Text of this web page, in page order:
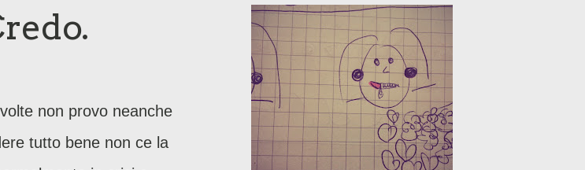
non provo neanche
tutto bene non ce la